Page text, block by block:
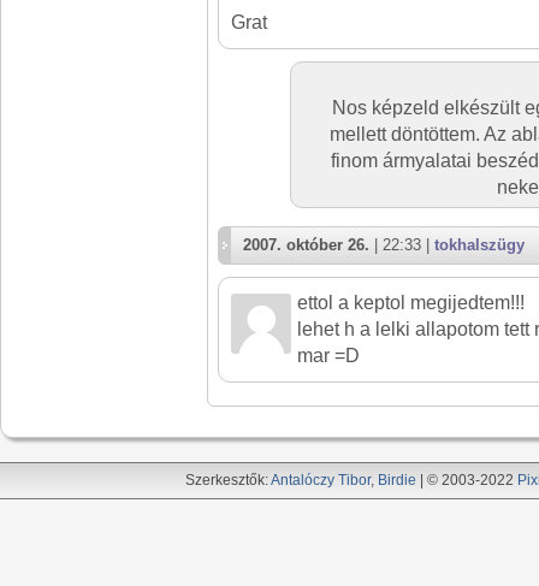
Grat
Nos képzeld elkészült
mellett döntöttem. Az
finom ármyalatai
2007. október 26. | 22:33 | tokhalszügy
ettol a keptol megijedtem!!!
lehet h a lelki allapotom
mar =D
Szerkesztők:Antalóczy Tibor, Birdie | © 2003-2022